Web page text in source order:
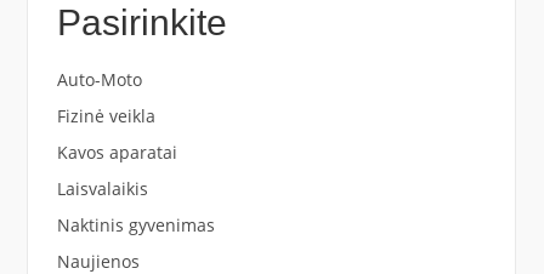
Pasirinkite
Auto-Moto
Fizinė veikla
Kavos aparatai
Laisvalaikis
Naktinis gyvenimas
Naujienos